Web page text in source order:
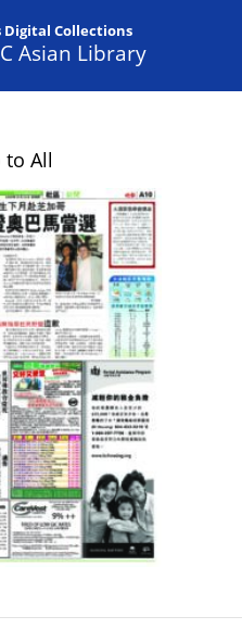
Digital Collections
Asian Library
to All